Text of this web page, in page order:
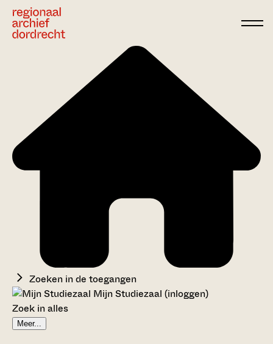
Zoeken in de toegangen
Mijn Studiezaal (inloggen)
Zoek in alles
Meer...